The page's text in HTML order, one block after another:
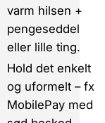
varm hilsen +
pengeseddel
eller lille ting.
Hold det enkelt
og uformelt – fx
MobilePay med